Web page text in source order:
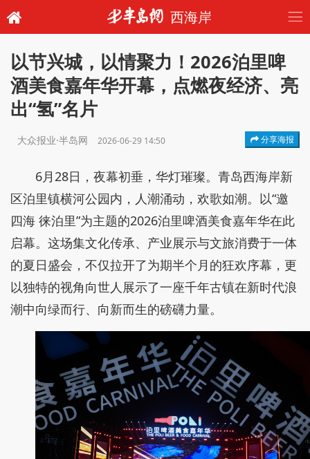
西海岸
以节兴城，以情聚力！2026泊里啤
酒美食嘉年华开幕，点燃夜经济、亮
出“氢”名片
大众报业·半岛网 2026-06-29 14:50 分享海报
6月28日，夜幕初垂，华灯璀璨。青岛西海岸新
区泊里镇横河公园内，人潮涌动，欢歌如潮。以“邀
四海 徕泊里”为主题的2026泊里啤酒美食嘉年华在此
启幕。这场集文化传承、产业展示与文旅消费于一体
的夏日盛会，不仅拉开了为期半个月的狂欢序幕，更
以独特的视角向世人展示了一座千年古镇在新时代浪
潮中向绿而行、向新而生的磅礴力量。